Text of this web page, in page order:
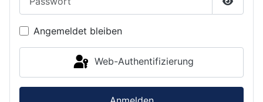
Angemeldet bleiben
Web-Authentifizierung